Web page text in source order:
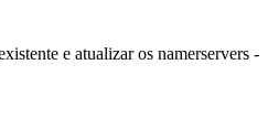
e atualizar os namerservers -